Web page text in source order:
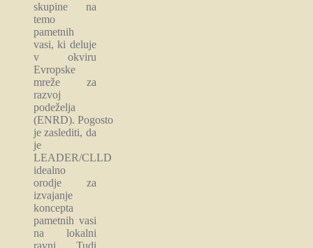
skupine na
temo
pametnih
vasi, ki deluje
v okviru
Evropske
mreže za
razvoj
podeželja
(ENRD). Pogosto
je zaslediti, da
je
LEADER/CLLD
idealno
orodje za
izvajanje
koncepta
pametnih vasi
na lokalni